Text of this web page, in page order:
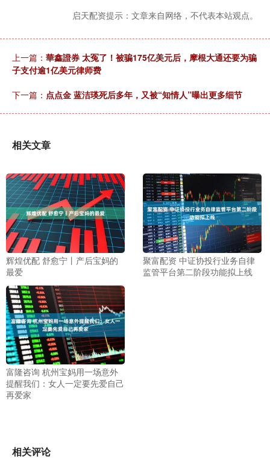
启天配资提示：文章来自网络，不代表本站观点。
上一篇： 華鑫證券 太冤了！被骗175亿美元后，摩根大通还要为骗
子支付逾1亿美元律师费
下一篇： 点点金 蓝洁瑛死后多年，又被“知情人”曝出更多细节
相关文章
辉煌优配 舒愈宁丨产后宝妈的
最爱
聚富配资 中证协投行业务自律
监管平台第二阶段功能拟上线
富隆咨询 杭州宝妈用一场意外
提醒我们：女人一定要先爱自己
再爱家
相关评论